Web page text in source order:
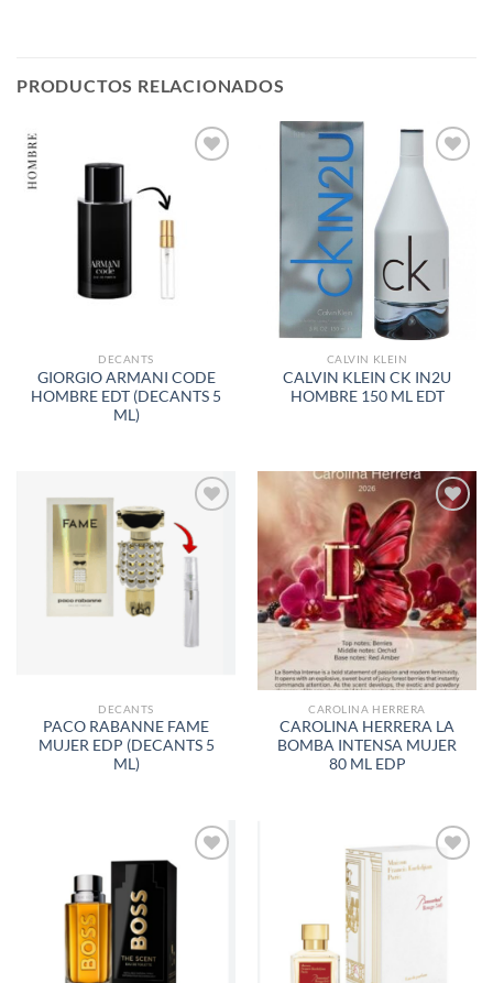
PRODUCTOS RELACIONADOS
A LA
LISTA
DESEOS
DECANTS
GIORGIO ARMANI CODE
HOMBRE EDT (DECANTS 5
ML)
AÑADIR
A LA
LISTA
CALVIN KLEIN
CALVIN KLEIN CK IN2U
HOMBRE 150 ML EDT
AÑADIR
A LA
DE
DESEOS
DECANTS
PACO RABANNE FAME
MUJER EDP (DECANTS 5
ML)
AÑADIR
A LA
LISTA
DE
DESEOS
CAROLINA HERRERA
CAROLINA HERRERA LA
BOMBA INTENSA MUJER
80 ML EDP
DESEOS
A LA